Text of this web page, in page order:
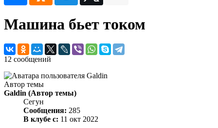
Машина бьет током
12 сообщений
Автор темы
Galdin (Автор темы)
Сегун
Сообщения: 285
В клубе с: 11 окт 2022